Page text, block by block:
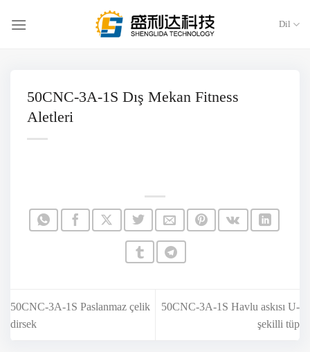
atla
Dil
50CNC-3A-1S Dış Mekan Fitness
Aletleri
50CNC-3A-1S Paslanmaz çelik
dirsek
50CNC-3A-1S Havlu askısı U-
şekilli tüp